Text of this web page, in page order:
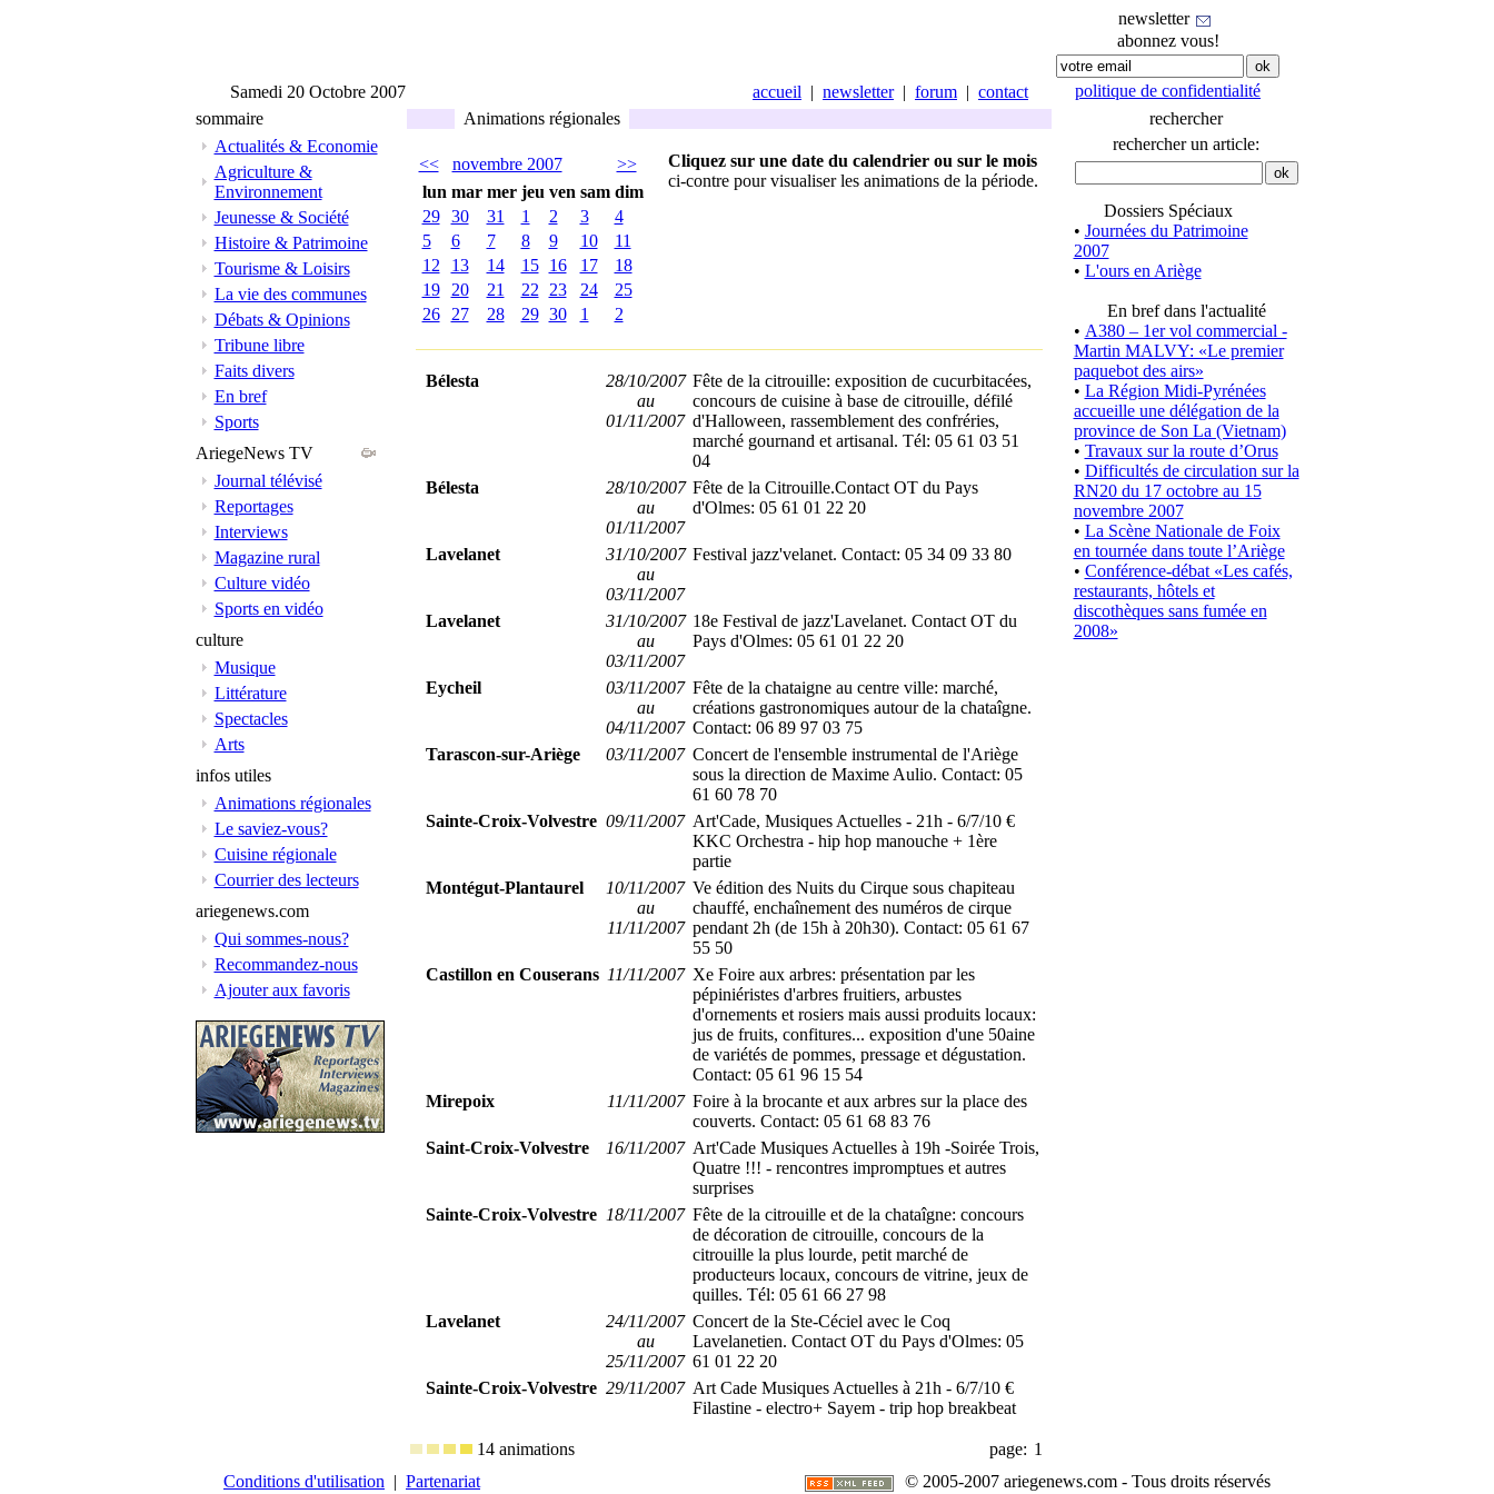
Samedi 20 Octobre 2007 accueil | newsletter| forum | contact
newsletter
abonnez vous!
politique de confidentialité
sommaire
Actualités & Economie
Agriculture &
Environnement
Jeunesse & Société
Histoire & Patrimoine
Tourisme & Loisirs
La vie des communes
Débats & Opinions
Tribune libre
Faits divers
En bref
Sports
AriegeNews TV
Journal télévisé
Reportages
Interviews
Magazine rural
Culture vidéo
Sports en vidéo
culture
Musique
Littérature
Spectacles
Arts
infos utiles
Animations régionales
Le saviez-vous?
Cuisine régionale
Courrier des lecteurs
ariegenews.com
Qui sommes-nous?
Recommandez-nous
Ajouter aux favoris
Animations régionales
<< novembre 2007
>>
lun mar mer jeu ven sam dim
29
30 31 1 2 3
4
5
6 7 8 9 10
11
12
13 14 15 16 17
18
19
20 21 22 23 24
25
26
27 28 29 30 1 2
Cliquez sur une date du calendrier ou sur le mois
ci-contre pour visualiser les animations de la période.
Bélesta
28/10/2007
au
01/11/2007
Fête de la citrouille: exposition de cucurbitacées,
concours de cuisine à base de citrouille, défilé
d'Halloween, rassemblement des confréries,
marché gournand et artisanal. Tél: 05 61 03 51
04
Bélesta
28/10/2007
au
01/11/2007
Fête de la Citrouille.Contact OT du Pays
d'Olmes: 05 61 01 22 20
Lavelanet
31/10/2007
au
03/11/2007
Festival jazz'velanet. Contact: 05 34 09 33 80
Lavelanet
31/10/2007
au
03/11/2007
18e Festival de jazz'Lavelanet. Contact OT du
Pays d'Olmes: 05 61 01 22 20
Eycheil
03/11/2007
au
04/11/2007
Fête de la chataigne au centre ville: marché,
créations gastronomiques autour de la chataîgne.
Contact: 06 89 97 03 75
Tarascon-sur-Ariège
03/11/2007 Concert de l'ensemble instrumental de l'Ariège
sous la direction de Maxime Aulio. Contact: 05
61 60 78 70
Sainte-Croix-Volvestre 09/11/2007 Art'Cade, Musiques Actuelles - 21h - 6/7/10 €
KKC Orchestra - hip hop manouche + 1ère
partie
Montégut-Plantaurel
10/11/2007
au
11/11/2007
Ve édition des Nuits du Cirque sous chapiteau
chauffé, enchaînement des numéros de cirque
pendant 2h (de 15h à 20h30). Contact: 05 61 67
55 50
Castillon en Couserans 11/11/2007 Xe Foire aux arbres: présentation par les
pépiniéristes d'arbres fruitiers, arbustes
d'ornements et rosiers mais aussi produits locaux:
jus de fruits, confitures... exposition d'une 50aine
de variétés de pommes, pressage et dégustation.
Contact: 05 61 96 15 54
Mirepoix
11/11/2007 Foire à la brocante et aux arbres sur la place des
couverts. Contact: 05 61 68 83 76
Saint-Croix-Volvestre
16/11/2007 Art'Cade Musiques Actuelles à 19h -Soirée Trois,
Quatre !!! - rencontres impromptues et autres
surprises
Sainte-Croix-Volvestre
18/11/2007 Fête de la citrouille et de la chataîgne: concours
de décoration de citrouille, concours de la
citrouille la plus lourde, petit marché de
producteurs locaux, concours de vitrine, jeux de
quilles. Tél: 05 61 66 27 98
Lavelanet
24/11/2007
au
25/11/2007
Concert de la Ste-Céciel avec le Coq
Lavelanetien. Contact OT du Pays d'Olmes: 05
61 01 22 20
Sainte-Croix-Volvestre 29/11/2007 Art Cade Musiques Actuelles à 21h - 6/7/10 €
Filastine - electro+ Sayem - trip hop breakbeat
14 animations page: 1
rechercher
rechercher un article:
Dossiers Spéciaux
• Journées du Patrimoine
2007
• L'ours en Ariège
En bref dans l'actualité
• A380 – 1er vol commercial -
Martin MALVY: «Le premier
paquebot des airs»
• La Région Midi-Pyrénées
accueille une délégation de la
province de Son La (Vietnam)
• Travaux sur la route d’Orus
• Difficultés de circulation sur la
RN20 du 17 octobre au 15
novembre 2007
• La Scène Nationale de Foix
en tournée dans toute l’Ariège
• Conférence-débat «Les cafés,
restaurants, hôtels et
discothèques sans fumée en
2008»
Conditions d'utilisation | Partenariat © 2005-2007 ariegenews.com - Tous droits réservés